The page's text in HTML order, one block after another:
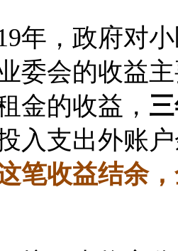
年，政府对
委会的收益
金的收益，
入支出外账
笔收益结余